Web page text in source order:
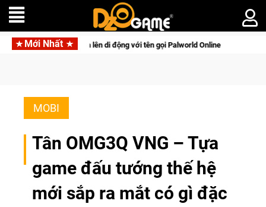
Mới Nhất
lên di động với tên gọi Palworld Online Gia Nhập Closed
MOBI
Tân OMG3Q VNG – Tựa
game đấu tướng thế hệ
mới sắp ra mắt có gì đặc